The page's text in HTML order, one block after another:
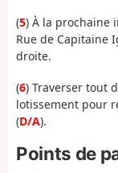
(5) À la prochaine
Rue de Capitaine
droite.
(6) Traverser tout
lotissement pour
(D/A).
Points de